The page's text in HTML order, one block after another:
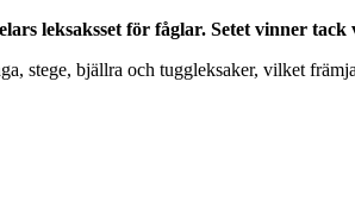
leksaksset för fåglar. Setet vinner
stege, bjällra och tuggleksaker, vilket